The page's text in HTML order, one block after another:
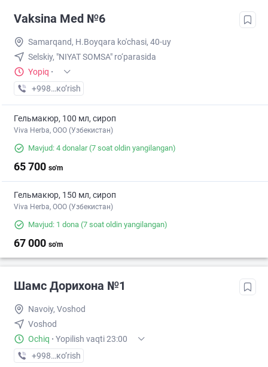
Vaksina Med №6
Samarqand, H.Boyqara ko'chasi, 40-uy
Selskiy, "NIYAT SOMSA" ro‘parasida
Yopiq ·
+998 (95) XXX-XX-XX
кo’rish
Гельмакюр, 100 мл, сироп
Viva Herba, ООО (Узбекистан)
Mavjud: 4 donalar(7 soat oldin yangilangan)
65 700 so'm
Гельмакюр, 150 мл, сироп
Viva Herba, ООО (Узбекистан)
Mavjud: 1 dona (7 soat oldin yangilangan)
67 000 so'm
Шамс Дорихона №1
Navoiy, Voshod
Voshod
Ochiq · Yopilish vaqti 23:00
+998 (79) XXX-XX-XX
кo’rish